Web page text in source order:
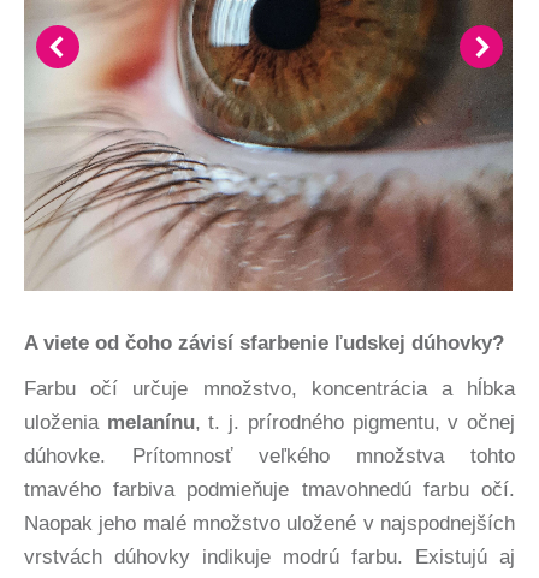
A viete od čoho závisí sfarbenie ľudskej dúhovky?
Farbu očí určuje množstvo, koncentrácia a hĺbka
uloženiamelanínu, t. j. prírodného pigmentu, v očnej
dúhovke. Prítomnosť veľkého množstva tohto
tmavého farbiva podmieňuje tmavohnedú farbu očí.
Naopak jeho malé množstvo uložené v najspodnejších
vrstvách dúhovky indikuje modrú farbu. Existujú aj